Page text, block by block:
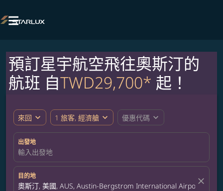

預訂星宇航空飛往奧斯汀的
航班 自TWD29,700* 起！
來回 expand_more 1 旅客, 經濟艙 expand_more 優惠代碼 expand_more
出發地
輸入出發地
目的地
奧斯汀, 美國, AUS, Austin-Bergstrom International Airportclose